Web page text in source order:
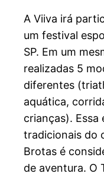
A Viiva irá
um festival
SP. Em um
realizadas 5
diferentes
aquática,
crianças). Essa
tradicionais do
Brotas é
de aventura. O